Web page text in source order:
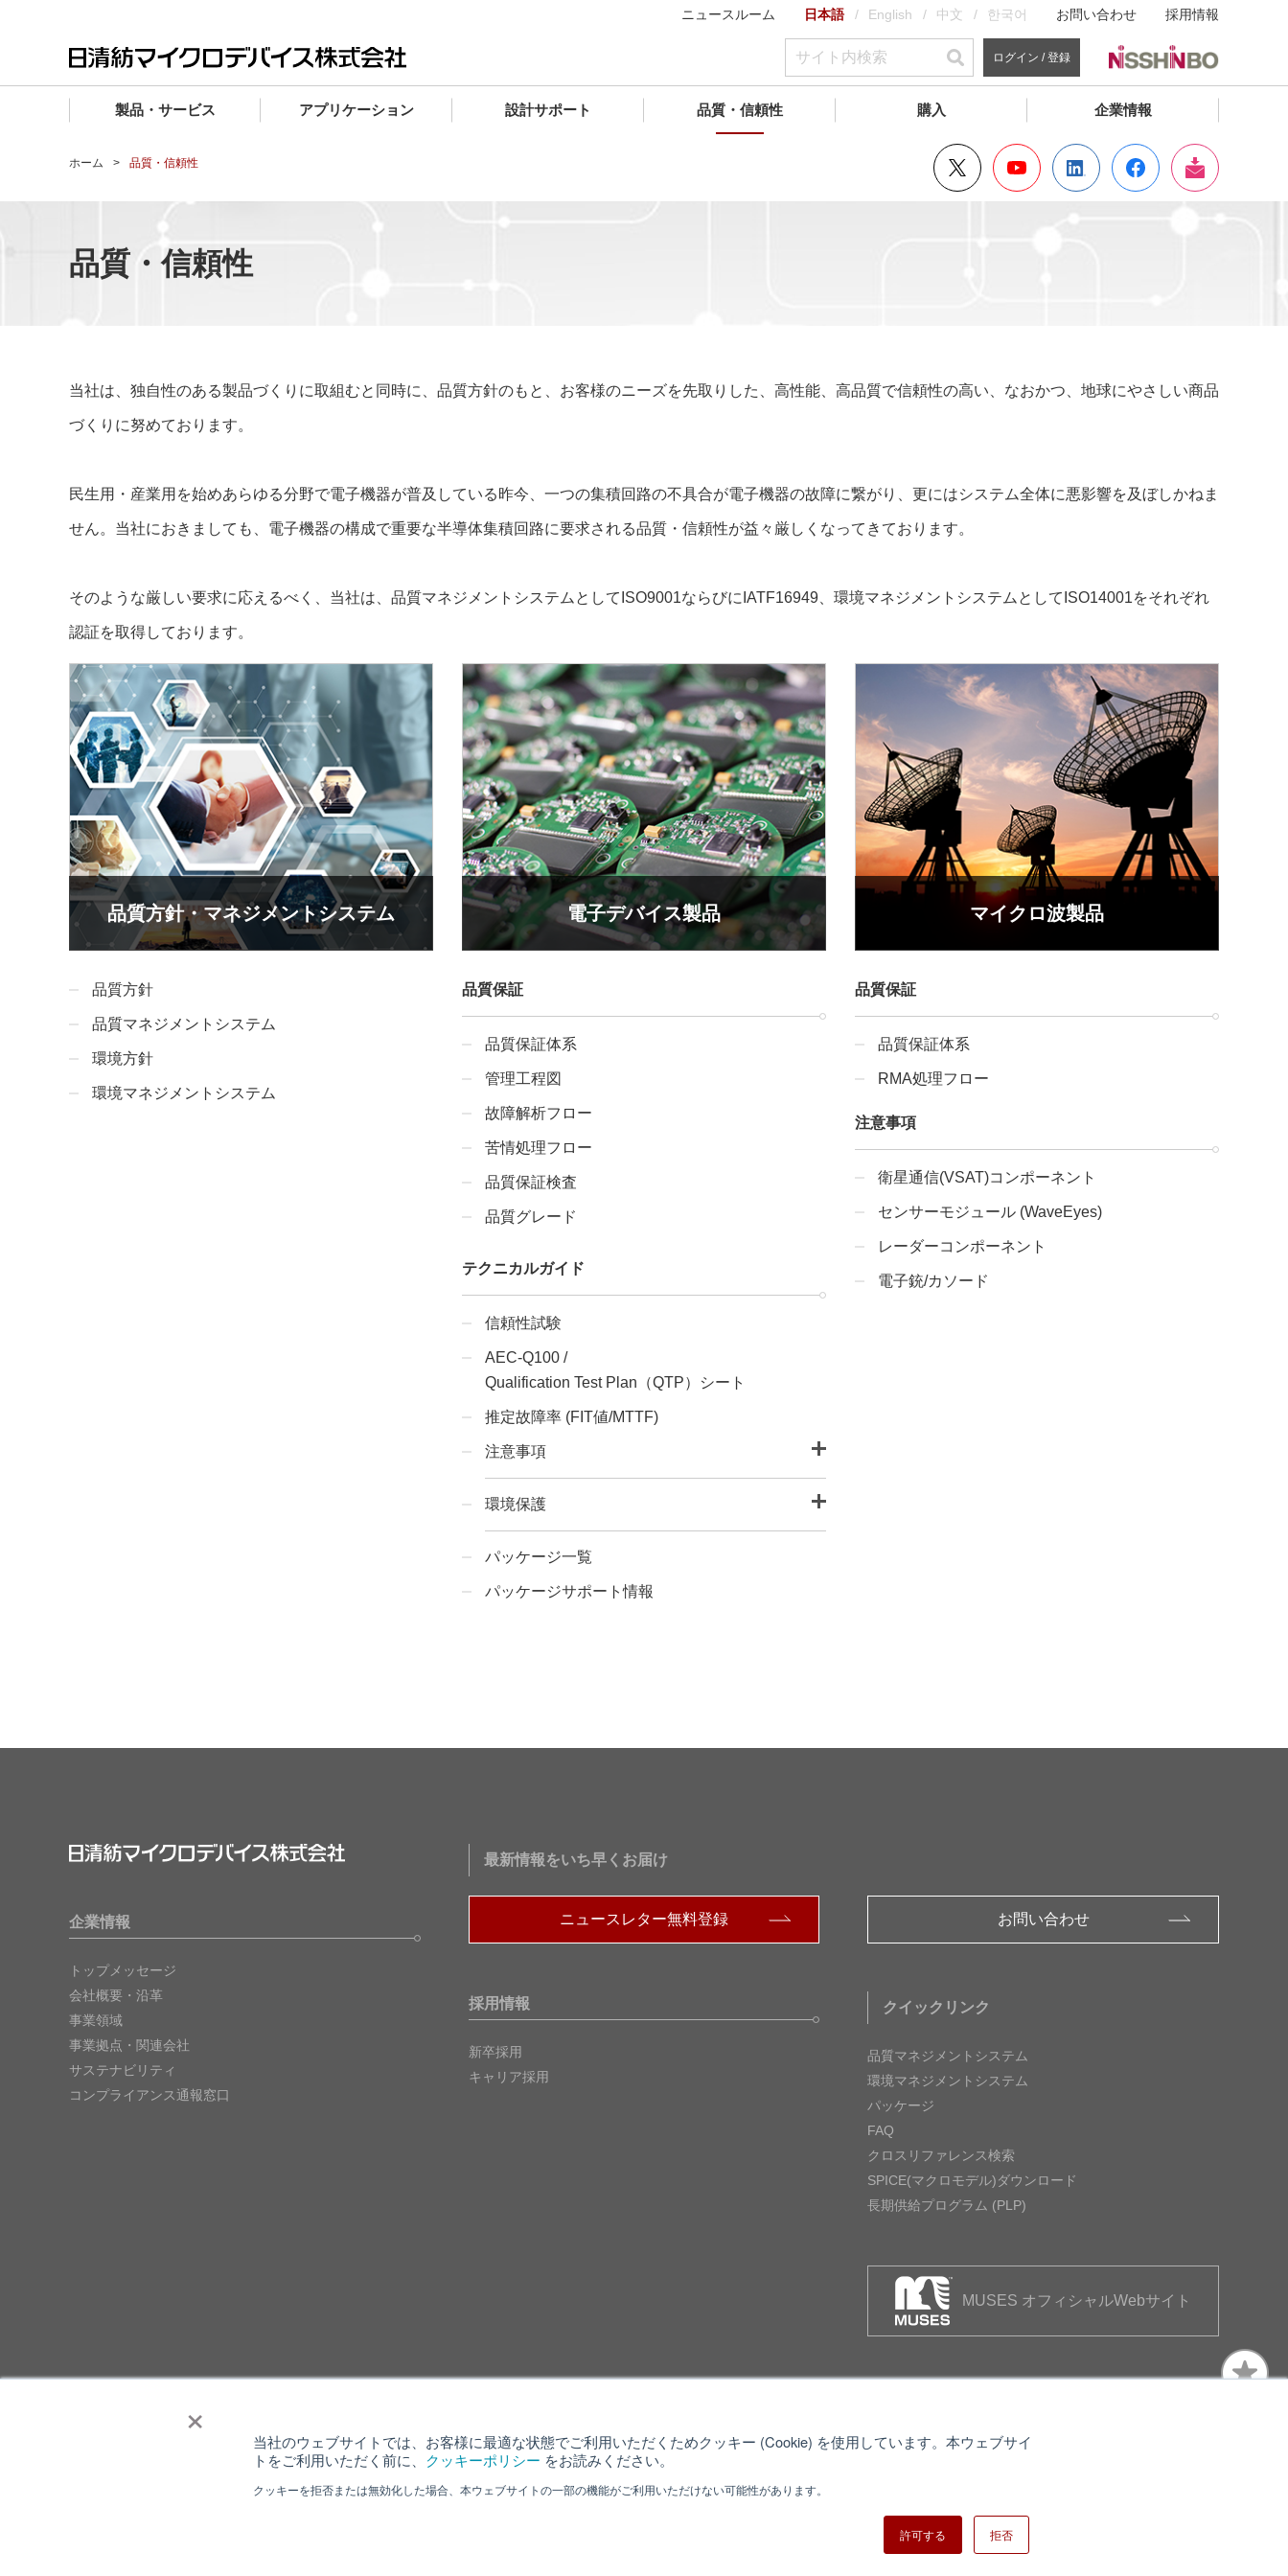
×
当社のウェブサイトでは、お客様に最適な状態でご利用いただくためクッキー (Cookie) を使用しています。本ウェブサイ
トをご利用いただく前に、 クッキーポリシー をお読みください。
クッキーを拒否または無効化した場合、本ウェブサイトの一部の機能がご利用いただけない可能性があります。
許可する 拒否
ニュースルーム 日本語 English 中文 한국어 お問い合わせ 採用情報
ログイン / 登録
製品・サービス
電子デバイス製品
マイクロ波製品
ファウンドリサービス
クロスリファレンス検索
アプリケーション
品質グレード (電子デバイス製品)
車載機器向けIC
産業機器向けIC
設計サポート
電子デバイス製品
マイクロ波製品
あなたの設計に合わせたサポートコンテンツ
品質・信頼性
品質方針・マネジメントシステム
電子デバイス製品
マイクロ波製品
購入
電子デバイス製品
マイクロ波製品
企業情報
トップメッセージ
企業理念
会社概要
IR情報
サステナビリティ
早わかり日清紡マイクロデバイス
ホーム 品質・信頼性
品質・信頼性
当社は、独自性のある製品づくりに取組むと同時に、品質方針のもと、お客様のニーズを先取りした、高性能、高品質で信頼性の高い、なおかつ、地球にやさしい商品
づくりに努めております。
民生用・産業用を始めあらゆる分野で電子機器が普及している昨今、一つの集積回路の不具合が電子機器の故障に繋がり、更にはシステム全体に悪影響を及ぼしかねま
せん。当社におきましても、電子機器の構成で重要な半導体集積回路に要求される品質・信頼性が益々厳しくなってきております。
そのような厳しい要求に応えるべく、当社は、品質マネジメントシステムとしてISO9001ならびにIATF16949、環境マネジメントシステムとしてISO14001をそれぞれ
認証を取得しております。
品質方針・マネジメントシステム
品質方針
品質マネジメントシステム
環境方針
環境マネジメントシステム
電子デバイス製品
品質保証
品質保証体系
管理工程図
故障解析フロー
苦情処理フロー
品質保証検査
品質グレード
テクニカルガイド
信頼性試験
AEC-Q100 /
Qualification Test Plan（QTP）シート
推定故障率 (FIT値/MTTF)
注意事項
環境保護
パッケージ一覧
パッケージサポート情報​
マイクロ波製品
品質保証
品質保証体系
RMA処理フロー
注意事項
衛星通信(VSAT)コンポーネント
センサーモジュール (WaveEyes)
レーダーコンポーネント
電子銃/カソード
企業情報
トップメッセージ
会社概要・沿革
事業領域
事業拠点・関連会社
サステナビリティ
コンプライアンス通報窓口
最新情報をいち早くお届け
ニュースレター無料登録
採用情報
新卒採用
キャリア採用
お問い合わせ
クイックリンク
品質マネジメントシステム
環境マネジメントシステム
パッケージ
FAQ
クロスリファレンス検索
SPICE(マクロモデル)ダウンロード
長期供給プログラム (PLP)
MUSES オフィシャルWebサイト